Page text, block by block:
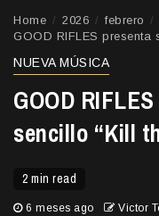
Home 2026 febrero
GOOD RIFLES presenta
NUEVA MÚSICA
GOOD
sencillo “Kill
2 min read
6 meses ago Victor